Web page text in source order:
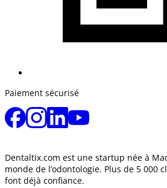
Paiement sécurisé
Dentaltix.com est une startup née à
monde de l’odontologie. Plus de 5 000
font déjà confiance.